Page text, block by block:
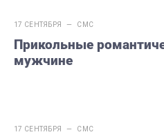
17 СЕНТЯБРЯ — СМС
Прикольные
мужчине
17 СЕНТЯБРЯ — СМС